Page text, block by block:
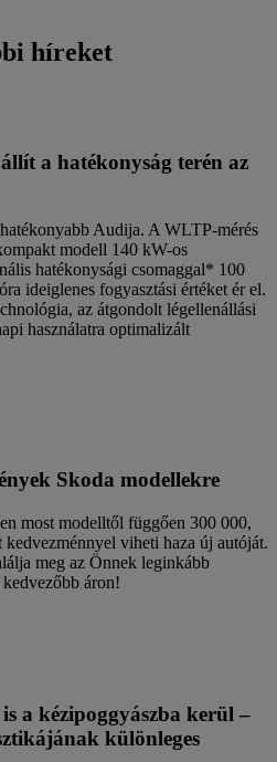
híreket
a hatékonyság terén az
Audija. A WLTP-mérés
modell 140 kW-os
hatékonysági csomaggal* 100
ideiglenes fogyasztási értéket ér el.
az átgondolt légellenállási
használatra optimalizált
Skoda modellekre
most modelltől függően 300 000,
viheti haza új autóját.
meg az Önnek leginkább
áron!
a kézipoggyászba kerül –
különleges